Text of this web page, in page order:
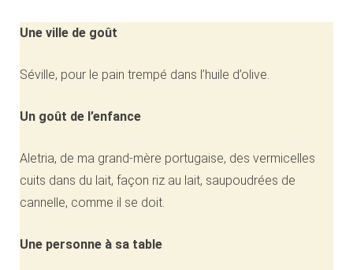
Une ville de goût
Séville, pour le pain trempé dans l’huile d’olive.
Un goût de l’enfance
Aletria, de ma grand-mère portugaise, des vermicelles
cuits dans du lait, façon riz au lait, saupoudrées de
cannelle, comme il se doit.
Une personne à sa table